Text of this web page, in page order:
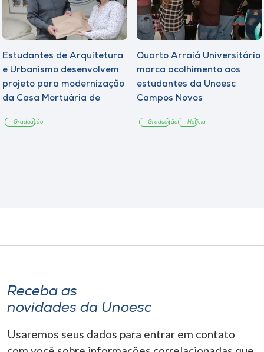
Estudantes de Arquitetura
e Urbanismo desenvolvem
projeto para modernização
da Casa Mortuária de
Graduação
Quarto Arraiá Universitário
marca acolhimento aos
estudantes da Unoesc
Campos Novos
Graduação Notícia
Receba as
novidades da Unoesc
Usaremos seus dados para entrar em contato